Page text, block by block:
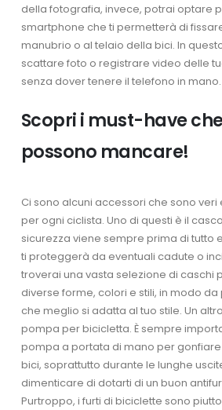
della fotografia, invece, potrai optare
smartphone che ti permetterà di
manubrio o al telaio della bici. In
scattare foto o registrare video delle
senza dover tenere il telefono in mano.
Scopri i must-have
possono mancare!
Ci sono alcuni accessori che sono
per ogni ciclista. Uno di questi è il
sicurezza viene sempre prima di tutto
ti proteggerà da eventuali cadute o
troverai una vasta selezione di caschi
diverse forme, colori e stili, in modo
che meglio si adatta al tuo stile. Un
pompa per bicicletta. È sempre
pompa a portata di mano per
bici, soprattutto durante le lunghe
dimenticare di dotarti di un buon
Purtroppo, i furti di biciclette sono